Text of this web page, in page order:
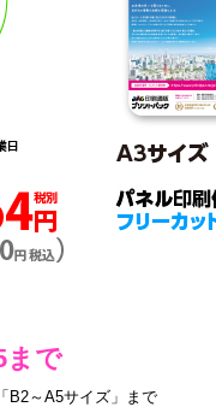
まで
B2～A5サイズ」まで